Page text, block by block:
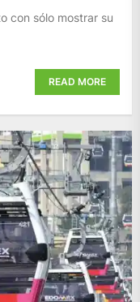
con sólo mostrar su
READ MORE